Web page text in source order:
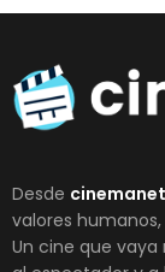
Desde cinemanet
valores
Un cine que